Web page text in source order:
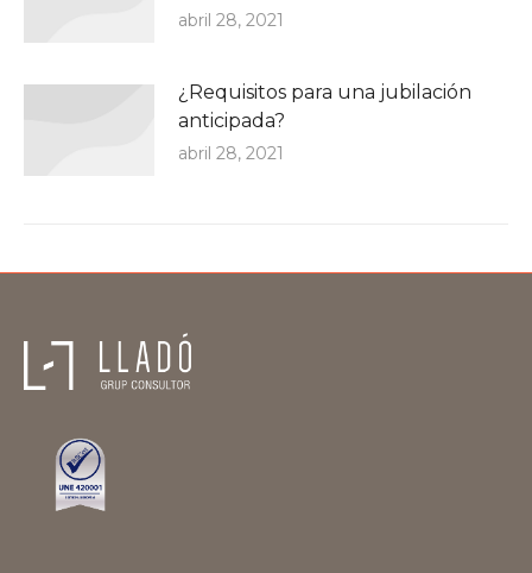
abril 28, 2021
¿Requisitos para una jubilación
anticipada?
abril 28, 2021